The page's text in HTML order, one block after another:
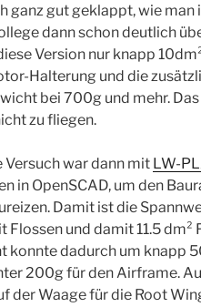
ganz gut geklappt, wie
dann schon deutlich
Version nur knapp
Halterung und die
bei 700g und mehr.
zu fliegen.
Versuch war dann mit LW-
in OpenSCAD, um den
Damit ist die
Flossen und damit 11.5
konnte dadurch um knapp
200g für den Airframe.
der Waage für die Root